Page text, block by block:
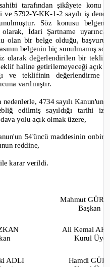
tarafından şikâyete
ve 5792-Y-KK-1-2 sayılı iş
Söz konusu
olarak, İdari Şartname
olan bir belge olduğu,
belgenin hiç sunulmamış
olarak değerlendirilen bir
haline getirilemeyeceği açık
ve teklifinin değerlendirme
varılmıştır.
nedenlerle, 4734 sayılı
edilmiş sayıldığı tarihi
yolu açık olmak üzere,
54'üncü maddesinin
reddine,
karar verildi.
Mahmut
Başkan
Ali Kemal
Kurul
ADLI
Hamdi